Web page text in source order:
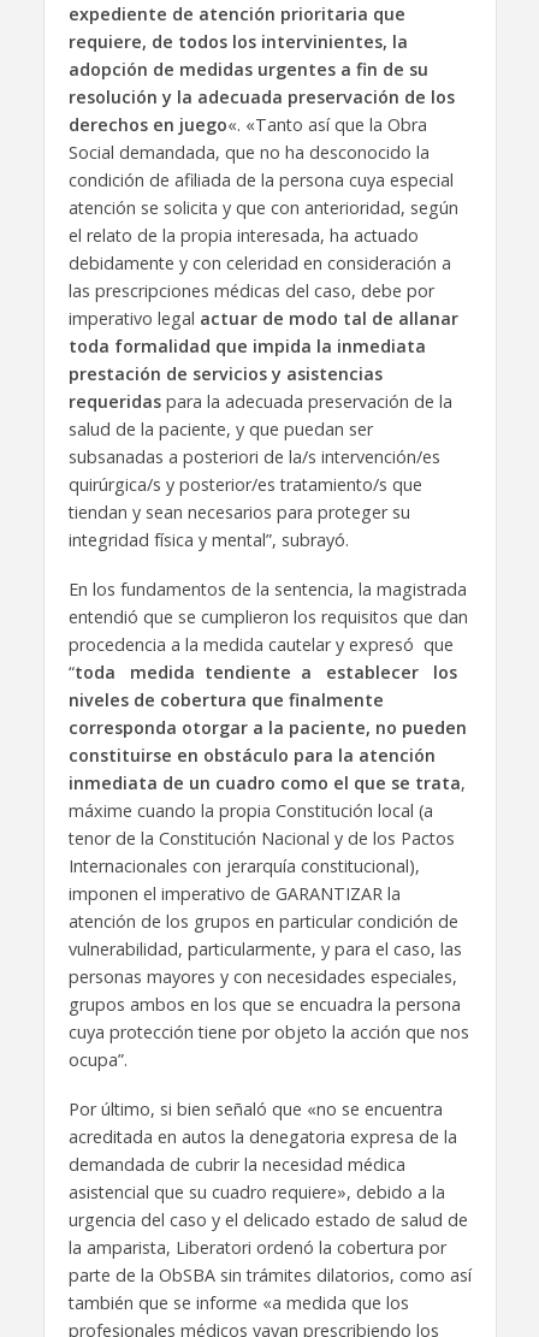
expediente de atención prioritaria que
requiere, de todos los intervinientes, la
adopción de medidas urgentes a fin de su
resolución y la adecuada preservación de los
derechos en juego«. «Tanto así que la Obra
Social demandada, que no ha desconocido la
condición de afiliada de la persona cuya especial
atención se solicita y que con anterioridad, según
el relato de la propia interesada, ha actuado
debidamente y con celeridad en consideración a
las prescripciones médicas del caso, debe por
imperativo legal actuar de modo tal de allanar
toda formalidad que impida la inmediata
prestación de servicios y asistencias
requeridaspara la adecuada preservación de la
salud de la paciente, y que puedan ser
subsanadas a posteriori de la/s intervención/es
quirúrgica/s y posterior/es tratamiento/s que
tiendan y sean necesarios para proteger su
integridad física y mental”, subrayó.
En los fundamentos de la sentencia, la magistrada
entendió que se cumplieron los requisitos que dan
procedencia a la medida cautelar y expresó que
“toda medida tendiente a establecer los
niveles de cobertura que finalmente
corresponda otorgar a la paciente, no pueden
constituirse en obstáculo para la atención
inmediata de un cuadro como el que se trata,
máxime cuando la propia Constitución local (a
tenor de la Constitución Nacional y de los Pactos
Internacionales con jerarquía constitucional),
imponen el imperativo de GARANTIZAR la
atención de los grupos en particular condición de
vulnerabilidad, particularmente, y para el caso, las
personas mayores y con necesidades especiales,
grupos ambos en los que se encuadra la persona
cuya protección tiene por objeto la acción que nos
ocupa”.
Por último, si bien señaló que «no se encuentra
acreditada en autos la denegatoria expresa de la
demandada de cubrir la necesidad médica
asistencial que su cuadro requiere», debido a la
urgencia del caso y el delicado estado de salud de
la amparista, Liberatori ordenó la cobertura por
parte de la ObSBA sin trámites dilatorios, como así
también que se informe «a medida que los
profesionales médicos vayan prescribiendo los